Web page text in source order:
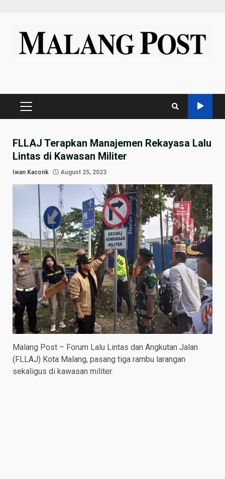
content
PRIMARY
FLLAJ Terapkan Manajemen Rekayasa Lalu
Lintas di Kawasan Militer
Iwan Kaconk August 25, 2023
Malang Post – Forum Lalu Lintas dan Angkutan Jalan
(FLLAJ) Kota Malang, pasang tiga rambu larangan
sekaligus di kawasan militer.